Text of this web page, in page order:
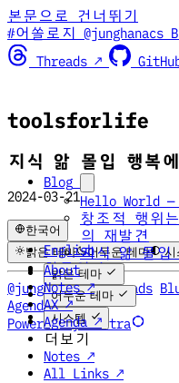
본문으로 건너뛰기
#어쏠로지 @junghanacs
Threads ↗
Blog
Hello World
창조적 행위
의 재발견
지식 앎 몰입
About
Notes ↗
AX ↗
Agenda ↗
더보기
Notes ↗
All Links ↗
toolsforlife
지식 앎 몰입 행복
2024-03-21
한국어
English
한국어
밝은 테마 어두운 테마
시
밝은 테마
어두운 테마
시스템
@junghan0611 Threads
Agenda AX
Powered by Hextra